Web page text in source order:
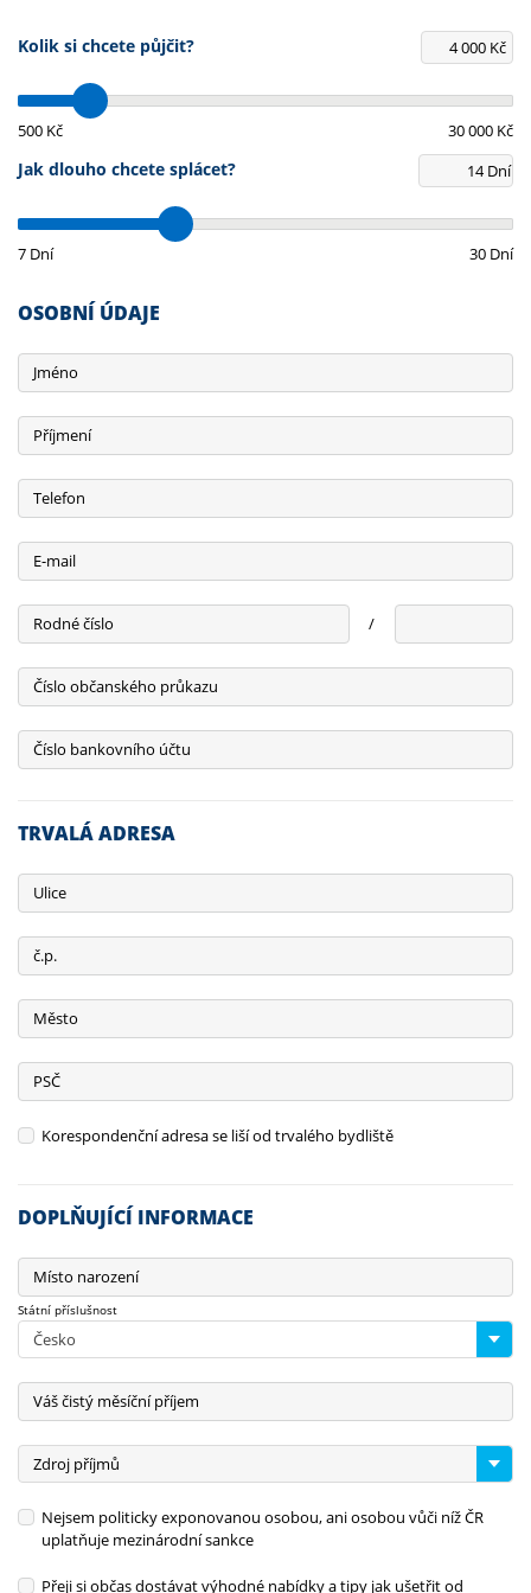
Kolik si chcete půjčit?
500 Kč 30 000 Kč
Kč
Jak dlouho chcete splácet?
7 Dní 30 Dní
Dní
OSOBNÍ ÚDAJE
Jméno
Příjmení
Telefon
E-mail
Rodné číslo /
Číslo občanského průkazu
Číslo bankovního účtu
TRVALÁ ADRESA
Ulice
č.p.
Město
PSČ
Korespondenční adresa se liší od trvalého bydliště
DOPLŇUJÍCÍ INFORMACE
Místo narození
Státní příslušnost
Česko
Váš čistý měsíční příjem
Zdroj příjmů
Nejsem politicky exponovanou osobou, ani osobou vůči níž ČR
uplatňuje mezinárodní sankce
Přeji si občas dostávat výhodné nabídky a tipy jak ušetřit od